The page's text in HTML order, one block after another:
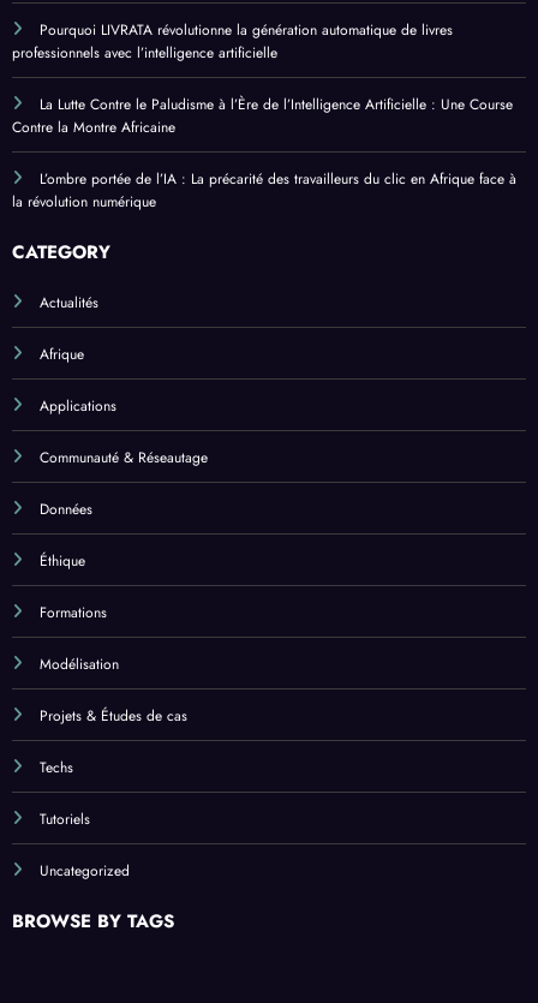
Pourquoi LIVRATA révolutionne la génération automatique de livres
professionnels avec l’intelligence artificielle
La Lutte Contre le Paludisme à l’Ère de l’Intelligence Artificielle : Une Course
Contre la Montre Africaine
L’ombre portée de l’IA : La précarité des travailleurs du clic en Afrique face à
la révolution numérique
CATEGORY
Actualités
Afrique
Applications
Communauté & Réseautage
Données
Éthique
Formations
Modélisation
Projets & Études de cas
Techs
Tutoriels
Uncategorized
BROWSE BY TAGS